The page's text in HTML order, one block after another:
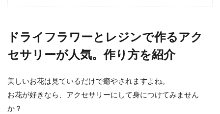
る方法とおしゃれな飾り方
バラの花束が手元にあったらいつまでも大切
う。 長く楽しむ方...
ドライフラワーとレジンで作るアク
セサリーが人気。作り方を紹介
美しいお花は見ているだけで癒やされますよね。
お花が好きなら、アクセサリーにして身につけてみません
か？